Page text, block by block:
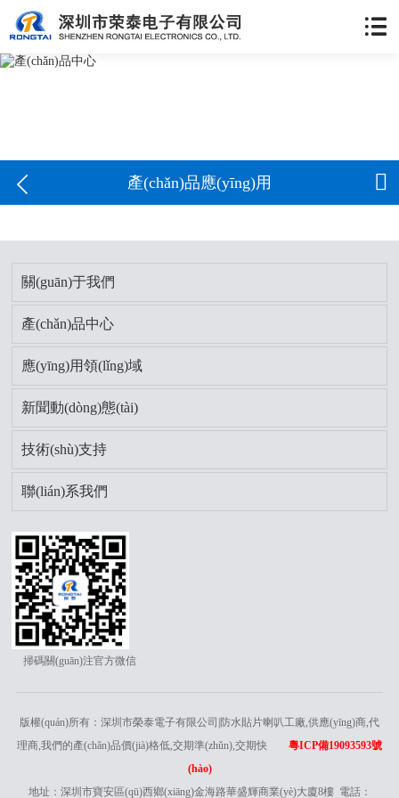
 產(chǎn)品應(yīng)用 
關(guān)于我們
產(chǎn)品中心
應(yīng)用領(lǐng)域
新聞動(dòng)態(tài)
技術(shù)支持
聯(lián)系我們
掃碼關(guān)注官方微信
版權(quán)所有：深圳市榮泰電子有限公司|防水貼片喇叭工廠,供應(yīng)商,代
理商,我們的產(chǎn)品價(jià)格低,交期準(zhǔn),交期快
粵ICP備19093593號
(hào)
地址：深圳市寶安區(qū)西鄉(xiāng)金海路華盛輝商業(yè)大廈8樓 電話：